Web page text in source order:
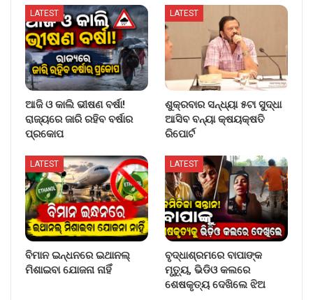
LATEST
ଆଜି ଓ କାଲି ଭୀଷଣ ବର୍ଷା!
ରାଜ୍ୟରେ ଜାରି ରହିବ ବର୍ଷାର
ପ୍ରକୋପ
LATEST
ଶୁକ୍ରବାର ସନ୍ଧ୍ୟା ୫ଟା ସୁଦ୍ଧା
ଆସିବ ବନ୍ୟା କ୍ଷୟକ୍ଷତି
ରିପୋର୍ଟ
LATEST
ବିମାନ ଇନ୍ଧନରେ ଇଥାନଲ୍
ମିଶାଇବା ଯୋଜନା ନାହିଁ
LATEST
ବୃଦ୍ଧାଶ୍ରମରେ ବାପାଙ୍କ
ମୃତ୍ୟୁ, ଭିଡିଓ କଲରେ
ଶେଷକୃତ୍ୟ ଦେଖିଲେ ଝିଅ